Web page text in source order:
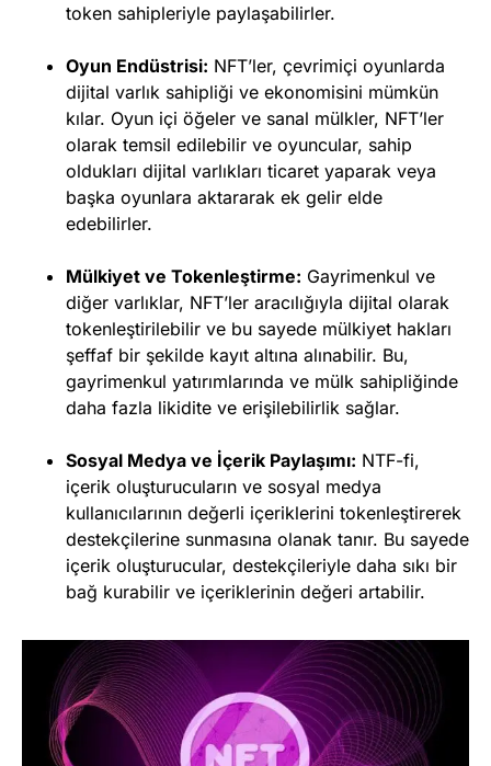
token sahipleriyle paylaşabilirler.
Oyun Endüstrisi: NFT’ler, çevrimiçi oyunlarda
dijital varlık sahipliği ve ekonomisini mümkün
kılar. Oyun içi öğeler ve sanal mülkler, NFT’ler
olarak temsil edilebilir ve oyuncular, sahip
oldukları dijital varlıkları ticaret yaparak veya
başka oyunlara aktararak ek gelir elde
edebilirler.
Mülkiyet ve Tokenleştirme: Gayrimenkul ve
diğer varlıklar, NFT’ler aracılığıyla dijital olarak
tokenleştirilebilir ve bu sayede mülkiyet hakları
şeffaf bir şekilde kayıt altına alınabilir. Bu,
gayrimenkul yatırımlarında ve mülk sahipliğinde
daha fazla likidite ve erişilebilirlik sağlar.
Sosyal Medya ve İçerik Paylaşımı: NTF-fi,
içerik oluşturucuların ve sosyal medya
kullanıcılarının değerli içeriklerini tokenleştirerek
destekçilerine sunmasına olanak tanır. Bu sayede
içerik oluşturucular, destekçileriyle daha sıkı bir
bağ kurabilir ve içeriklerinin değeri artabilir.